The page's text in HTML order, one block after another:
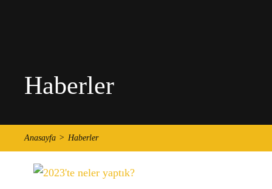
Haberler
Anasayfa Haberler